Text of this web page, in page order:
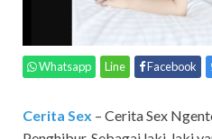
Whatsapp Line Facebook
Cerita Sex – Cerita Sex